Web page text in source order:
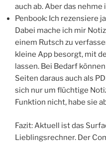
auch ab. Aber das nehme
Penbook: Ich rezensiere
Dabei mache ich mir
einem Rutsch zu
kleine App besorgt, mit
lassen. Bei Bedarf
Seiten daraus auch als
sich nur um flüchtige
Funktion nicht, habe sie
Fazit: Aktuell ist das
Lieblingsrechner. Der